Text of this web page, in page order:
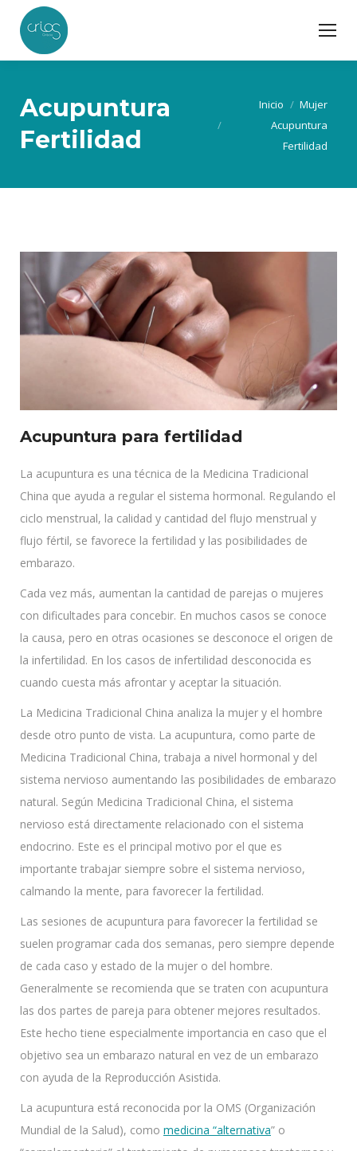
Acupuntura
Fertilidad
Inicio
Mujer
Acupuntura
Fertilidad
Acupuntura para fertilidad
La acupuntura es una técnica de la Medicina Tradicional
China que ayuda a regular el sistema hormonal. Regulando el
ciclo menstrual, la calidad y cantidad del flujo menstrual y
flujo fértil, se favorece la fertilidad y las posibilidades de
embarazo.
Cada vez más, aumentan la cantidad de parejas o mujeres
con dificultades para concebir. En muchos casos se conoce
la causa, pero en otras ocasiones se desconoce el origen de
la infertilidad. En los casos de infertilidad desconocida es
cuando cuesta más afrontar y aceptar la situación.
La Medicina Tradicional China analiza la mujer y el hombre
desde otro punto de vista. La acupuntura, como parte de
Medicina Tradicional China, trabaja a nivel hormonal y del
sistema nervioso aumentando las posibilidades de embarazo
natural. Según Medicina Tradicional China, el sistema
nervioso está directamente relacionado con el sistema
endocrino. Este es el principal motivo por el que es
importante trabajar siempre sobre el sistema nervioso,
calmando la mente, para favorecer la fertilidad.
Las sesiones de acupuntura para favorecer la fertilidad se
suelen programar cada dos semanas, pero siempre depende
de cada caso y estado de la mujer o del hombre.
Generalmente se recomienda que se traten con acupuntura
las dos partes de pareja para obtener mejores resultados.
Este hecho tiene especialmente importancia en caso que el
objetivo sea un embarazo natural en vez de un embarazo
con ayuda de la Reproducción Asistida.
La acupuntura está reconocida por la OMS (Organización
Mundial de la Salud), como medicina “alternativa” o